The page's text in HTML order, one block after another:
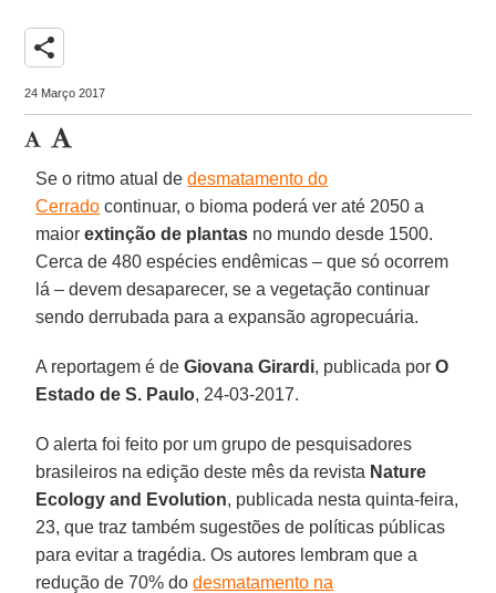
share
24 Março 2017
Se o ritmo atual dedesmatamento do
Cerrado continuar, o bioma poderá ver até 2050 a
maiorextinção de plantas no mundo desde 1500.
Cerca de 480 espécies endêmicas – que só ocorrem
lá – devem desaparecer, se a vegetação continuar
sendo derrubada para a expansão agropecuária.
A reportagem é de Giovana Girardi, publicada porO
Estado de S. Paulo, 24-03-2017.
O alerta foi feito por um grupo de pesquisadores
brasileiros na edição deste mês da revista Nature
Ecology and Evolution, publicada nesta quinta-feira,
23, que traz também sugestões de políticas públicas
para evitar a tragédia. Os autores lembram que a
redução de 70% dodesmatamento na